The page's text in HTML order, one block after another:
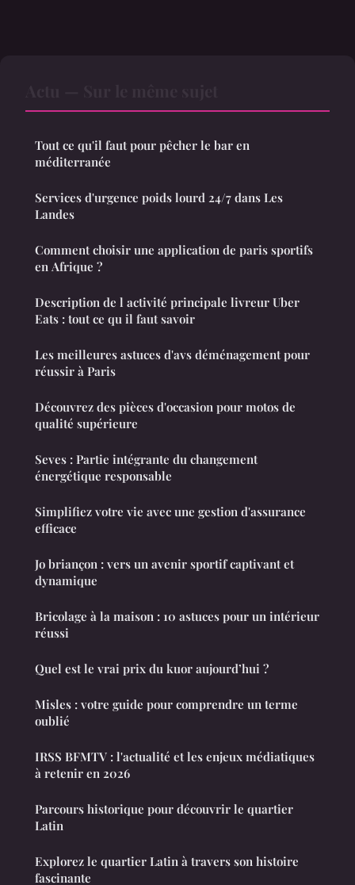
Tout ce qu'il faut pour pêcher le bar en
méditerranée
Services d'urgence poids lourd 24/7 dans Les
Landes
Comment choisir une application de paris sportifs
en Afrique ?
Description de l activité principale livreur Uber
Eats : tout ce qu il faut savoir
Les meilleures astuces d'avs déménagement pour
réussir à Paris
Découvrez des pièces d'occasion pour motos de
qualité supérieure
Seves : Partie intégrante du changement
énergétique responsable
Simplifiez votre vie avec une gestion d'assurance
efficace
Jo briançon : vers un avenir sportif captivant et
dynamique
Bricolage à la maison : 10 astuces pour un intérieur
réussi
Quel est le vrai prix du kuor aujourd’hui ?
Misles : votre guide pour comprendre un terme
oublié
IRSS BFMTV : l'actualité et les enjeux médiatiques
à retenir en 2026
Parcours historique pour découvrir le quartier
Latin
Explorez le quartier Latin à travers son histoire
fascinante